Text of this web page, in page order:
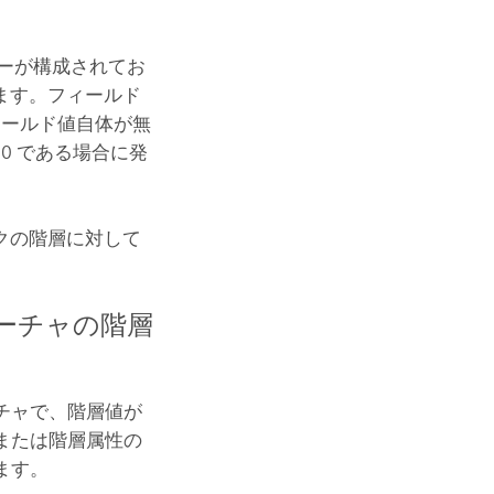
が構成されてお
す。フィールド
ルド値自体が無
である場合に発
の階層に対して
チャの階層
ャで、階層値が
たは階層属性の
。